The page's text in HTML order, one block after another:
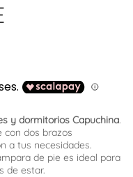
y dormitorios Capuchina.
con dos brazos
a tus necesidades.
de pie es ideal para
de estar.